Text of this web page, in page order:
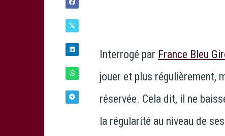
Interrogé par France Bleu
jouer et plus régulièrement,
réservée. Cela dit, il ne
la régularité au niveau de